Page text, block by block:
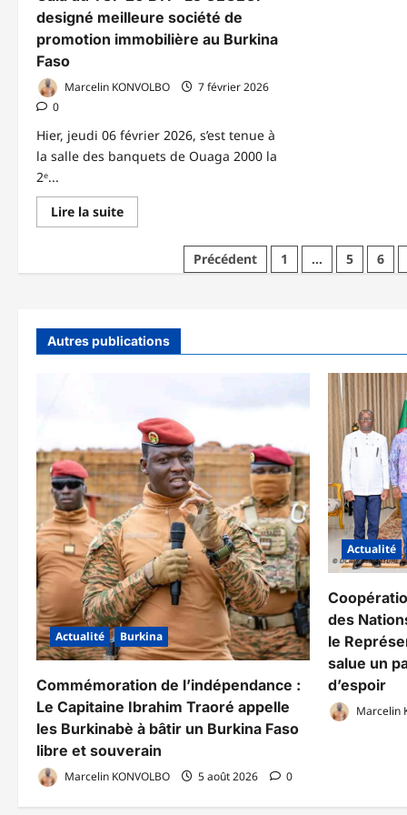
designé meilleure société de
promotion immobilière au Burkina
Faso
Marcelin KONVOLBO
7 février 2026
0
Hier, jeudi 06 février 2026, s’est tenue à
la salle des banquets de Ouaga 2000 la
2ᵉ...
Lire la suiteEn
savoir
du
Le
CEGECI
designé
immobilière
au
Burkina
Faso
Précédent 1 … 5 6
Autres publications
Actualité Burkina
Commémoration de l’indépendance :
Le Capitaine Ibrahim Traoré appelle
les Burkinabè à bâtir un Burkina Faso
libre et souverain
Marcelin KONVOLBO 5 août 2026 0
Actualité
des
le
salue un
d’espoir
Marcelin